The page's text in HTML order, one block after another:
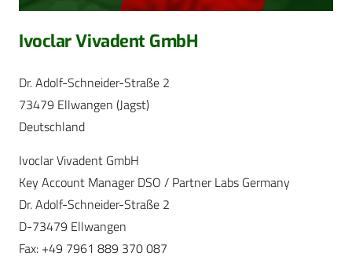
Ivoclar Vivadent GmbH
Dr. Adolf-Schneider-Straße 2
73479 Ellwangen (Jagst)
Deutschland
Ivoclar Vivadent GmbH
Key Account Manager DSO / Partner Labs Germany
Dr. Adolf-Schneider-Straße 2
D-73479 Ellwangen
Fax: +49 7961 889 370 087